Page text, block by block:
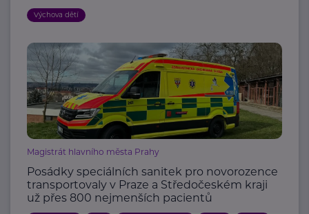
Výchova dětí
Magistrát hlavního města Prahy
Posádky speciálních sanitek pro novorozence
transportovaly v Praze a Středočeském kraji
už přes 800 nejmenších pacientů